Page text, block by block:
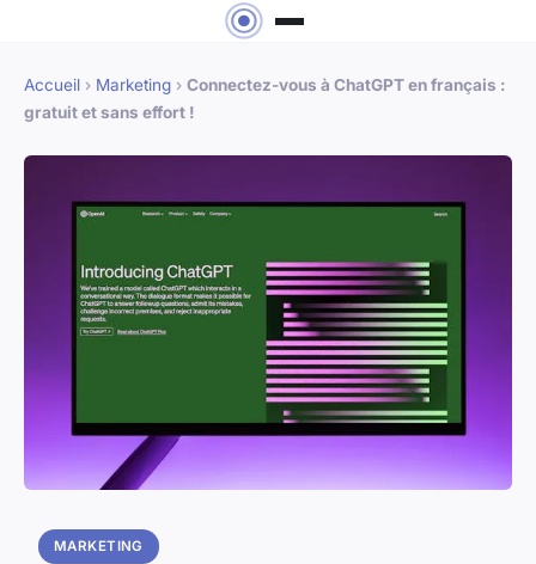
Accueil › Marketing › Connectez-vous à ChatGPT en français :
gratuit et sans effort !
MARKETING